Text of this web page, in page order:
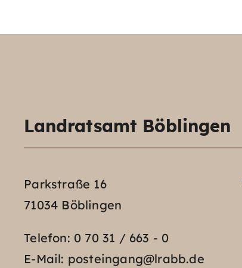
Landratsamt Böblingen
Parkstraße 16
71034 Böblingen
Telefon: 0 70 31 / 663 - 0
E-Mail: posteingang@lrabb.de